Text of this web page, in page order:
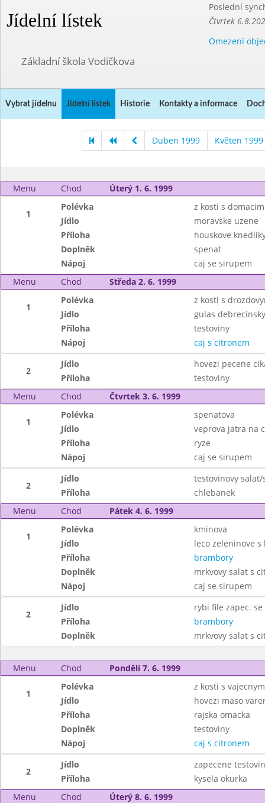
Jídelní lístek
Poslední
Čtvrtek
Omezení
Základní škola Vodičkova
Vybrat jídelnu Jídelní lístek Historie Kontakty a informace
Duben 1999 Květen 1999
Menu Chod Úterý 1. 6. 1999
1
Polévka
z kosti s
Jídlo
moravske uzene
Příloha
houskove
Doplněk
spenat
Nápoj
caj se sirupem
Menu
Chod Středa 2. 6. 1999
1
Polévka
z kosti s
Jídlo
gulas debrecinsky
Příloha
testoviny
Nápoj
caj s citronem
2
Jídlo
hovezi pecene
Příloha
testoviny
Menu
Chod Čtvrtek 3. 6. 1999
1
Polévka
spenatova
Jídlo
veprova jatra na
Příloha
ryze
Nápoj
caj se sirupem
2
Jídlo
testovinovy
Příloha
chlebanek
Menu
Chod Pátek 4. 6. 1999
1
Polévka
kminova
Jídlo
leco zeleninove s
Příloha
brambory
Doplněk
mrkvovy salat s
Nápoj
caj se sirupem
2
Jídlo
rybi file zapec. se
Příloha
brambory
Doplněk
mrkvovy salat s
Menu Chod Pondělí 7. 6. 1999
1
Polévka
z kosti s
Jídlo
hovezi maso
Příloha
rajska omacka
Doplněk
testoviny
Nápoj
caj s citronem
2
Jídlo
zapecene
Příloha
kysela okurka
Menu
Chod Úterý 8. 6. 1999